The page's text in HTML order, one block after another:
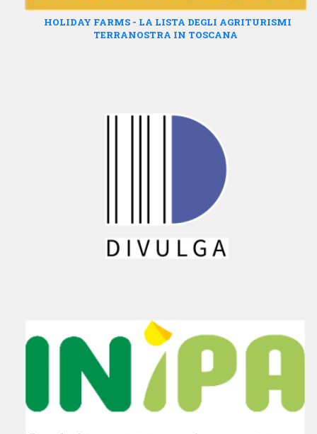
HOLIDAY FARMS - LA LISTA DEGLI AGRITURISMI
TERRANOSTRA IN TOSCANA